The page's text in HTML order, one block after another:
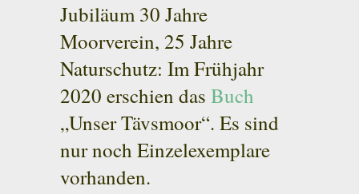
Jubiläum 30 Jahre
Moorverein, 25 Jahre
Naturschutz: Im Frühjahr
2020 erschien das Buch
„Unser Tävsmoor“. Es sind
nur noch Einzelexemplare
vorhanden.